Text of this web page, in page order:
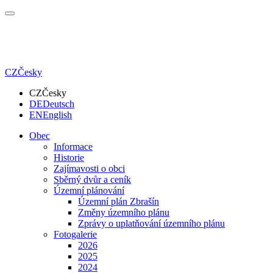
CZČesky
CZČesky
DEDeutsch
ENEnglish
Obec
Informace
Historie
Zajímavosti o obci
Sběrný dvůr a ceník
Územní plánování
Územní plán Zbrašín
Změny územního plánu
Zprávy o uplatňování územního plánu
Fotogalerie
2026
2025
2024